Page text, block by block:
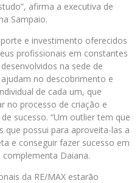
afirma a executiva de
Sampaio.
e investimento oferecidos
profissionais em constantes
na sede de
no descobrimento e
de cada um, que
no processo de criação e
sucesso. “Um outlier tem que
que possui para aproveita-las a
e conseguir fazer sucesso em
Daiana.
da RE/MAX estarão